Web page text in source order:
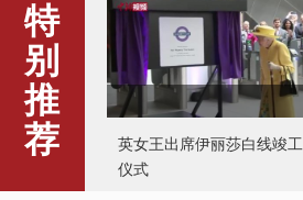
特
别
推
荐
英女王出席伊丽莎白线竣工
仪式